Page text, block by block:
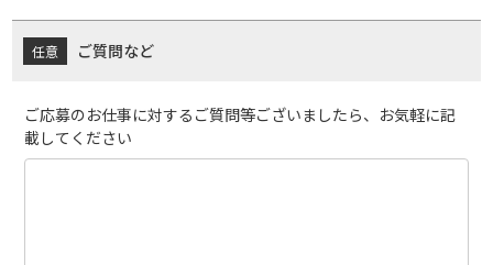
ご質問など
ご応募のお仕事に対するご質問等ございましたら、お気軽に記
載してください